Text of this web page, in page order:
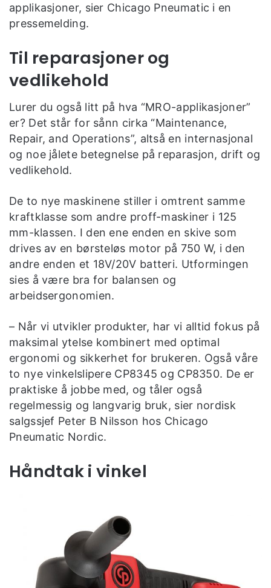
applikasjoner, sier Chicago Pneumatic i en
pressemelding.
Til reparasjoner og
vedlikehold
Lurer du også litt på hva “MRO-applikasjoner”
er? Det står for sånn cirka “Maintenance,
Repair, and Operations”, altså en internasjonal
og noe jålete betegnelse på reparasjon, drift og
vedlikehold.
De to nye maskinene stiller i omtrent samme
kraftklasse som andre proff-maskiner i 125
mm-klassen. I den ene enden en skive som
drives av en børsteløs motor på 750 W, i den
andre enden et 18V/20V batteri. Utformingen
sies å være bra for balansen og
arbeidsergonomien.
– Når vi utvikler produkter, har vi alltid fokus på
maksimal ytelse kombinert med optimal
ergonomi og sikkerhet for brukeren. Også våre
to nye vinkelslipere CP8345 og CP8350. De er
praktiske å jobbe med, og tåler også
regelmessig og langvarig bruk, sier nordisk
salgssjef Peter B Nilsson hos Chicago
Pneumatic Nordic.
Håndtak i vinkel